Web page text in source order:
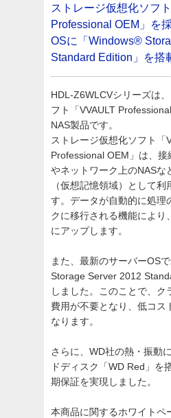
ストレージ仮想化ソフ
Professional OEM」を
OSに「Windows®
Standard Edition」を搭
HDL-Z6WLCVシリーズは
フト「VVAULT
NAS製品です。
ストレージ仮想化ソフト「
Professional OEM」は、接
やネットワーク上のNASな
（仮想記憶領域）として利
す。データが自動的に処理
クに移行される機能により
にアップします。
また、最新のサーバーOS
Storage Server 2012
しました。このことで、ク
費用が不要となり、低コス
なります。
さらに、WD社の熱・振動
ドディスク「WD Red」を
期保証を実現しました。
本商品に関するホワイトペ